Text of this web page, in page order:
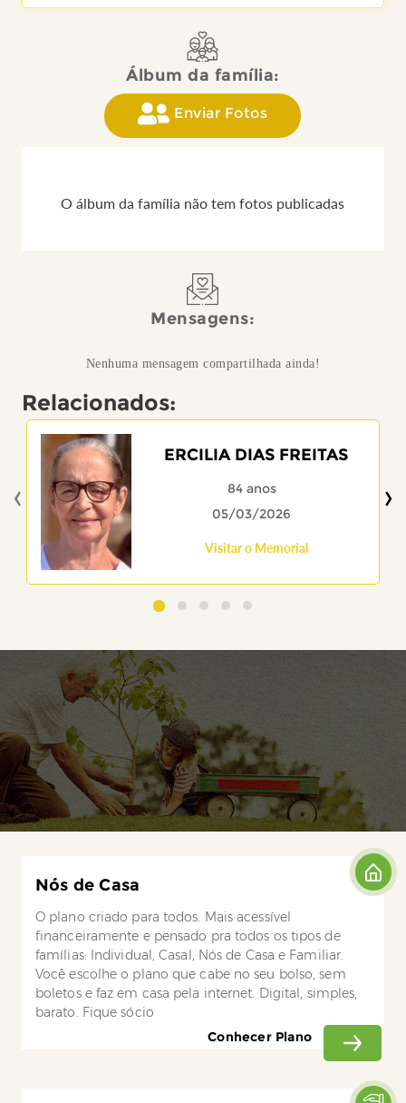
Álbum da família:
Enviar Fotos
O álbum da família não tem fotos publicadas
Mensagens:
Nenhuma mensagem compartilhada ainda!
Relacionados:
ERCILIA DIAS FREITAS
84 anos
05/03/2026
Visitar o Memorial
‹ ›
Nós de Casa
O plano criado para todos. Mais acessível
financeiramente e pensado pra todos os tipos de
famílias: Individual, Casal, Nós de Casa e Familiar.
Você escolhe o plano que cabe no seu bolso, sem
boletos e faz em casa pela internet. Digital, simples,
barato. Fique sócio
Conhecer Plano